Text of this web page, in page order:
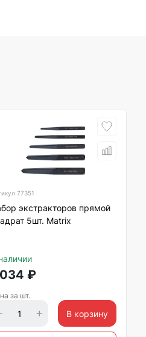
77351
экстракторов прямой
5шт. Matrix
₽
за шт.
В корзину